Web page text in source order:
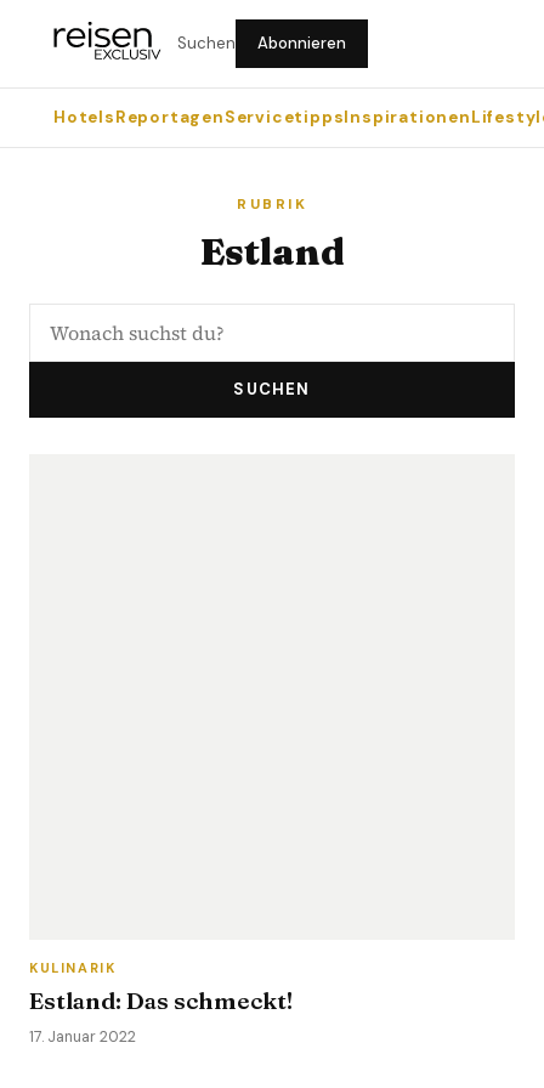
Suchen Abonnieren
HotelsReportagenServicetippsInspirationen
RUBRIK
Estland
SUCHEN
KULINARIK
Estland: Das schmeckt!
17. Januar 2022